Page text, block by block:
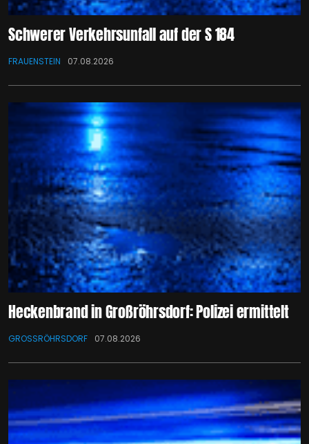
Schwerer Verkehrsunfall auf der S 184
FRAUENSTEIN 07.08.2026
Heckenbrand in Großröhrsdorf: Polizei ermittelt
GROSSRÖHRSDORF 07.08.2026